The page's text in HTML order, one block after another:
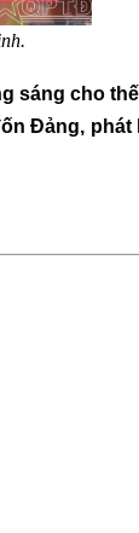
.
cho
Đảng,